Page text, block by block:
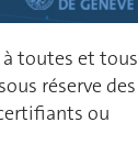
toutes et tous
réserve des
ou